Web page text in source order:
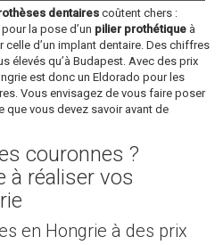
dentaires coûtent chers :
la pose d’un pilier prothétique à
celle d’un implant dentaire. Des chiffres
élevés qu’à Budapest. Avec des prix
est donc un Eldorado pour les
Vous envisagez de vous faire poser
que vous devez savoir avant de
couronnes ?
à réaliser vos
en Hongrie à des prix